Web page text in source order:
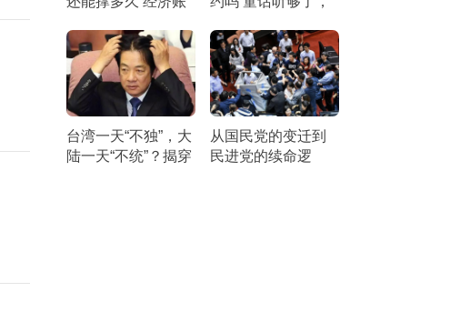
讼
台湾一天“不独”，大
陆一天“不统”？揭穿
从国民党的变迁到
民进党的续命逻